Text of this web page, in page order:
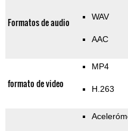
Formatos de audio WAV
AAC
formato de video
MP4
H.263